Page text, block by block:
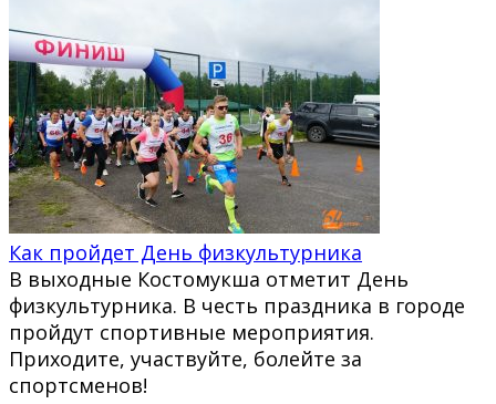
Как пройдет День физкультурника
В выходные Костомукша отметит День
физкультурника. В честь праздника в городе
пройдут спортивные мероприятия.
Приходите, участвуйте, болейте за
спортсменов!